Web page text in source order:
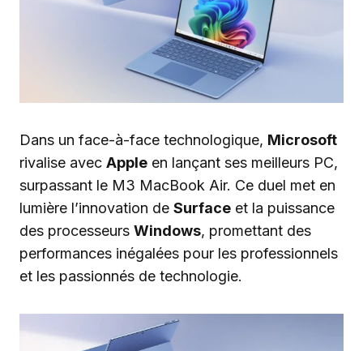
Dans un face-à-face technologique, Microsoft
rivalise avec Apple en lançant ses meilleurs PC,
surpassant le M3 MacBook Air. Ce duel met en
lumière l’innovation de Surface et la puissance
des processeurs Windows, promettant des
performances inégalées pour les professionnels
et les passionnés de technologie.